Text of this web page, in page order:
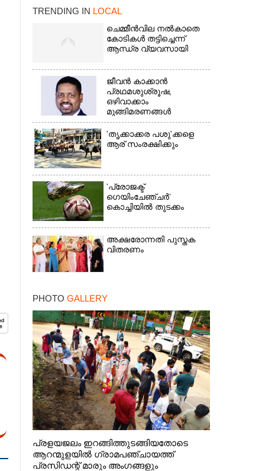
TRENDING IN LOCAL
ചെമ്മീൻവില നൽകാതെ
കോടികൾ തട്ടിച്ചെന്ന്
ആന്ധ്ര വ്യവസായി
ജീവൻ കാക്കാൻ
പ്രഥമശുശ്രൂഷ,
ഒഴിവാക്കാം
മുങ്ങിമരണങ്ങൾ
'തൃക്കാക്കര പശു'ക്കളെ
ആര് സംരക്ഷിക്കും
'പ്രോജക്ട്
ഗെയിംചേഞ്ചർ'
കൊച്ചിയിൽ തുടക്കം
അക്ഷരോന്നതി പുസ്തക
വിതരണം
PHOTO GALLERY
പ്രളയജലം ഇറങ്ങിത്തുടങ്ങിയതോടെ
ആറന്മുളയിൽ ഗ്രാമപഞ്ചായത്ത്
പ്രസിഡന്റ് മാരും അംഗങ്ങളും
×